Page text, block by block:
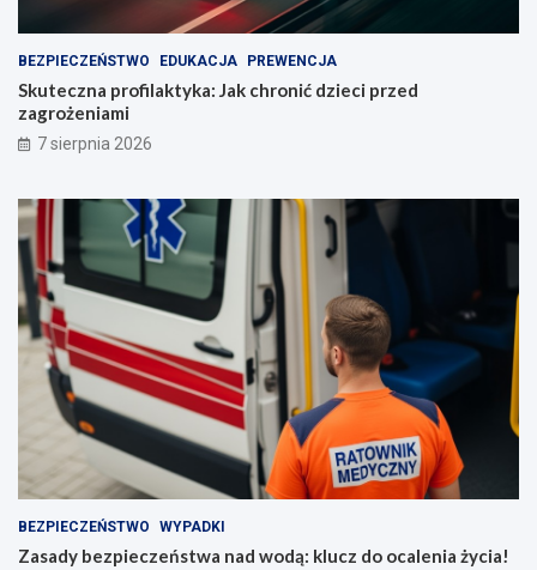
BEZPIECZEŃSTWO EDUKACJA PREWENCJA
Skuteczna profilaktyka: Jak chronić dzieci przed
zagrożeniami
7 sierpnia 2026
BEZPIECZEŃSTWO WYPADKI
Zasady bezpieczeństwa nad wodą: klucz do ocalenia życia!